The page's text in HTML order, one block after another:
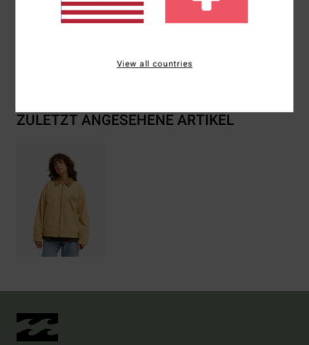
Zusammensetzung[Hauptstoff] 100 % Baumwolle
Versand & Rückversand
ZULETZT ANGESEHENE ARTIKEL
View all countries